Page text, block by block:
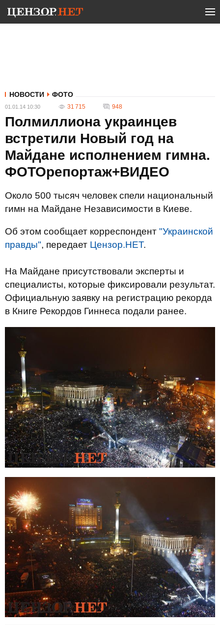
НОВОСТИ ФОТО
01.01.14 10:30 31 715 948
Полмиллиона украинцев
встретили Новый год на
Майдане исполнением гимна.
ФОТОрепортаж+ВИДЕО
Около 500 тысяч человек спели национальный
гимн на Майдане Независимости в Киеве.
Об этом сообщает корреспондент "Украинской
правды", передает Цензор.НЕТ.
На Майдане присутствовали эксперты и
специалисты, которые фиксировали результат.
Официальную заявку на регистрацию рекорда
в Книге Рекордов Гиннеса подали ранее.